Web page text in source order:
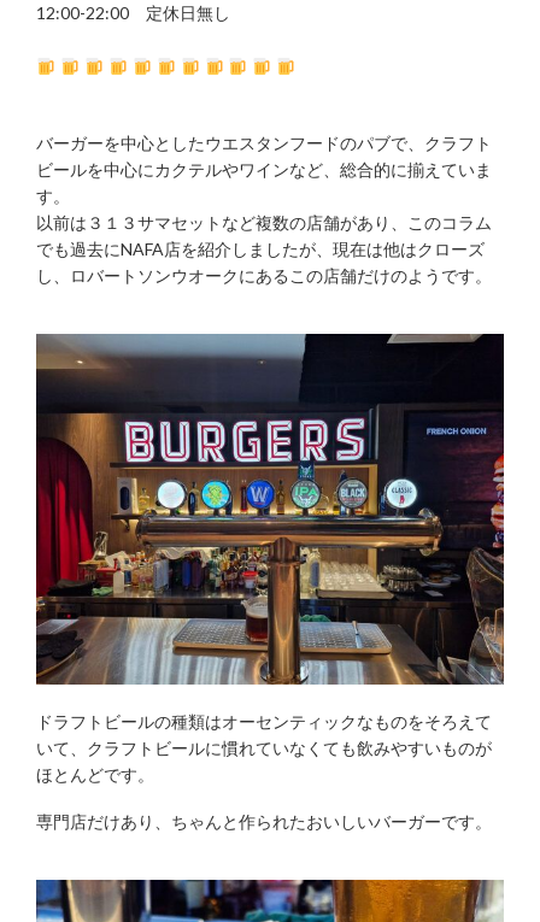
12:00-22:00 定休日無し
バーガーを中心としたウエスタンフードのパブで、クラフト
ビールを中心にカクテルやワインなど、総合的に揃えていま
す。
以前は３１３サマセットなど複数の店舗があり、このコラム
でも過去にNAFA店を紹介しましたが、現在は他はクローズ
し、ロバートソンウオークにあるこの店舗だけのようです。
ドラフトビールの種類はオーセンティックなものをそろえて
いて、クラフトビールに慣れていなくても飲みやすいものが
ほとんどです。
専門店だけあり、ちゃんと作られたおいしいバーガーです。